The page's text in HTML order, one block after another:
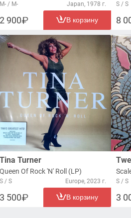
M- / M- Japan, 1978 г.
2 900 В корзину
S / S
8
Tina Turner
Queen Of Rock 'N' Roll (LP)
S / S Europe, 2023 г.
3 500 В корзину
S / S
3